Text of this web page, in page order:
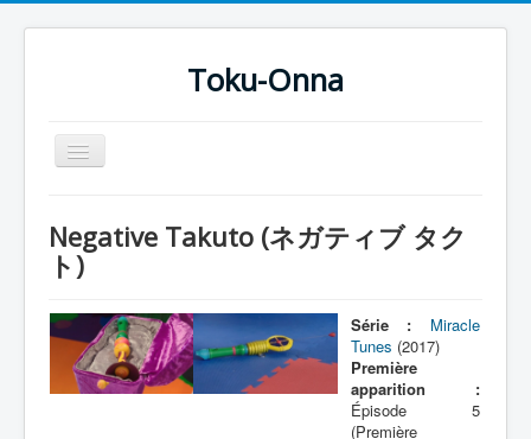
Toku-Onna
Basculer
la
Toku-Actrices
Séries
Films
Negative Takuto (ネガティブ タク
ト)
Série :
Miracle
Tunes (2017)
Première
apparition :
Épisode 5
(Première